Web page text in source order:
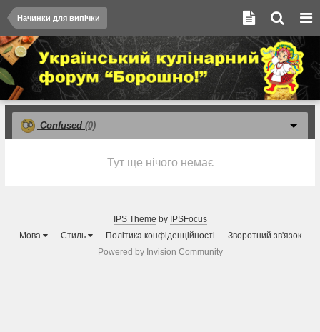
Начинки для випічки
Confused (0)
Тут ще нічого немає
IPS Theme by IPSFocus
Мова
Стиль Політика конфіденційності
Зворотний зв'язок
Powered by Invision Community